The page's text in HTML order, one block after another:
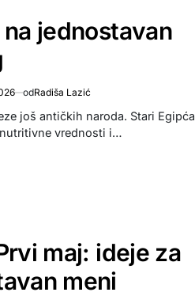
jednostavan
odRadiša Lazić
još antičkih naroda. Stari
vrednosti i…
maj: ideje za
meni